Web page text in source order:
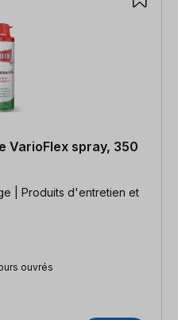
VarioFlex spray, 350
| Produits d'entretien et
ouvrés